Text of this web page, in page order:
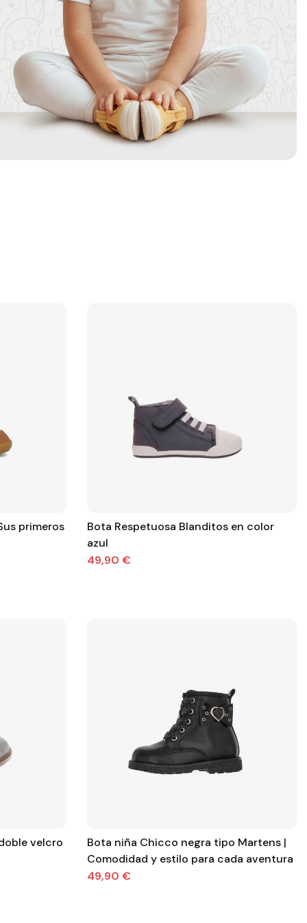
primeros
Bota Respetuosa Blanditos en color
azul
49,90 €
velcro
Bota niña Chicco negra tipo Martens |
Comodidad y estilo para cada aventura
49,90 €